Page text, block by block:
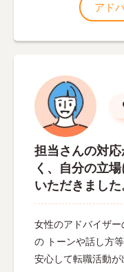
アド
担当さんの対
く、自分の立
いただきました
女性のアドバイザ
の トーンや話し方
安心して転職活動